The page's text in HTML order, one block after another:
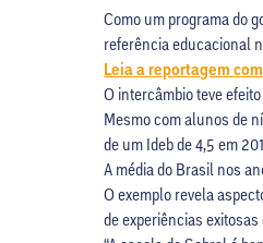
Como um programa do
referência educacional
Leia a reportagem
O intercâmbio teve
Mesmo com alunos de
de um Ideb de 4,5 em
A média do Brasil nos
O exemplo revela
de experiências